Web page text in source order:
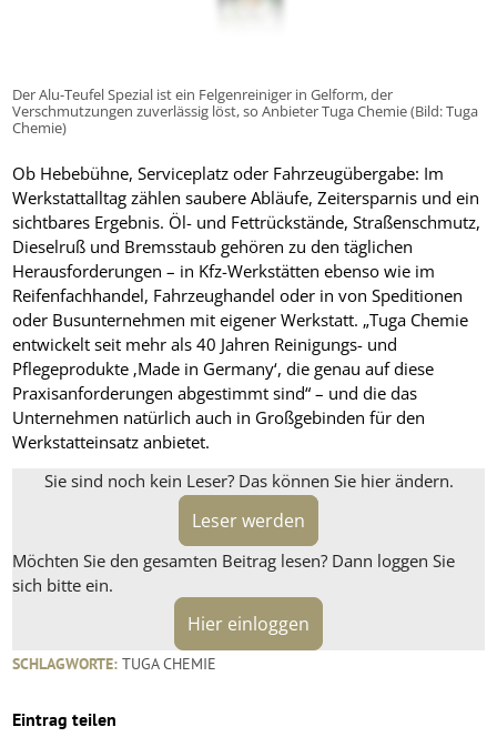
Der Alu-Teufel Spezial ist ein Felgenreiniger in Gelform, der
Verschmutzungen zuverlässig löst, so Anbieter Tuga Chemie (Bild: Tuga
Chemie)
Ob Hebebühne, Serviceplatz oder Fahrzeugübergabe: Im
Werkstattalltag zählen saubere Abläufe, Zeitersparnis und ein
sichtbares Ergebnis. Öl- und Fettrückstände, Straßenschmutz,
Dieselruß und Bremsstaub gehören zu den täglichen
Herausforderungen – in Kfz-Werkstätten ebenso wie im
Reifenfachhandel, Fahrzeughandel oder in von Speditionen
oder Busunternehmen mit eigener Werkstatt. „Tuga Chemie
entwickelt seit mehr als 40 Jahren Reinigungs- und
Pflegeprodukte ‚Made in Germany‘, die genau auf diese
Praxisanforderungen abgestimmt sind“ – und die das
Unternehmen natürlich auch in Großgebinden für den
Werkstatteinsatz anbietet.
Sie sind noch kein Leser? Das können Sie hier ändern.
Leser werden
Möchten Sie den gesamten Beitrag lesen? Dann loggen Sie
sich bitte ein.
Hier einloggen
SCHLAGWORTE: TUGA CHEMIE
Eintrag teilen